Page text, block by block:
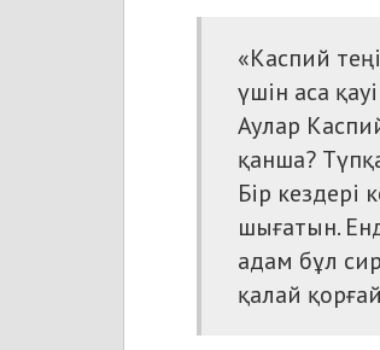
«Каспий
үшін аса
Аулар
қанша?
Бір
шығатын.
адам бұл
қалай